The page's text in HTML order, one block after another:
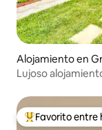
Alojamiento en
Lujoso
Favorito entre
Favorito entre